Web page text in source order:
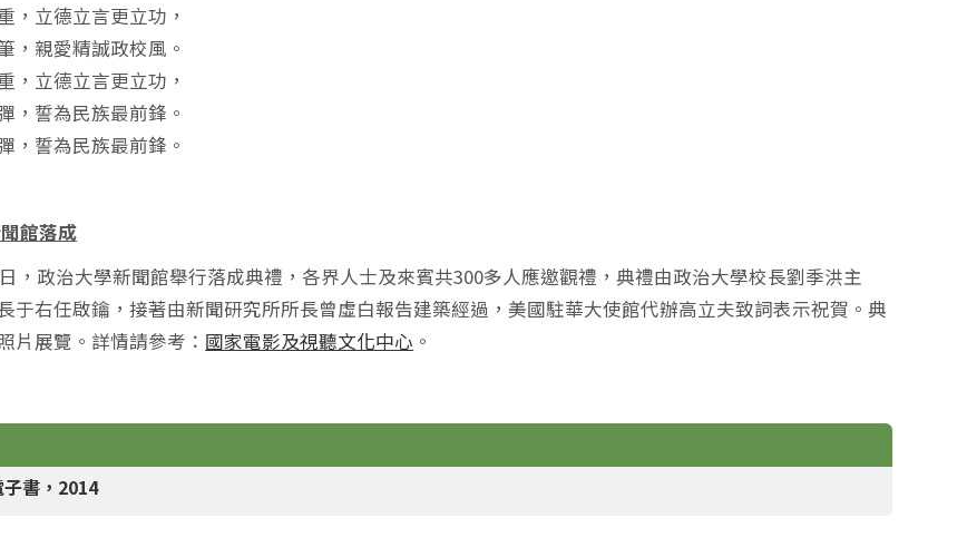
，立德立言更立功，
，親愛精誠政校風。
，立德立言更立功，
，誓為民族最前鋒。
，誓為民族最前鋒。
館落成
，政治大學新聞館舉行落成典禮，各界人士及來賓共300多人應邀觀禮，典禮由政治大學校長劉季洪主
于右任啟鑰，接著由新聞研究所所長曾虛白報告建築經過，美國駐華大使館代辦高立夫致詞表示祝賀。典
片展覽。詳情請參考： 國家電影及視聽文化中心 。
書，2014